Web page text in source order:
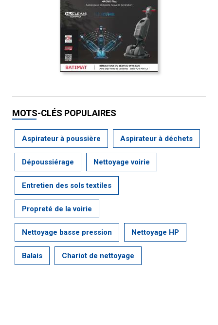
MOTS-CLÉS POPULAIRES
Aspirateur à poussière Aspirateur à déchets
Dépoussiérage Nettoyage voirie
Entretien des sols textiles
Propreté de la voirie
Nettoyage basse pression Nettoyage HP
Balais Chariot de nettoyage